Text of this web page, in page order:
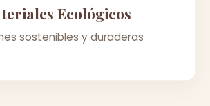
Ecológicos
sostenibles y duraderas